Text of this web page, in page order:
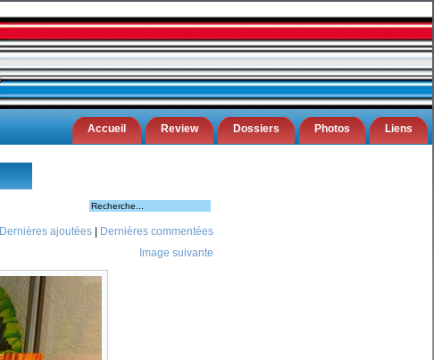
Liens
Photos
Dossiers
Review
Accueil
Dernières ajoutées
Dernières commentées
Image suivante